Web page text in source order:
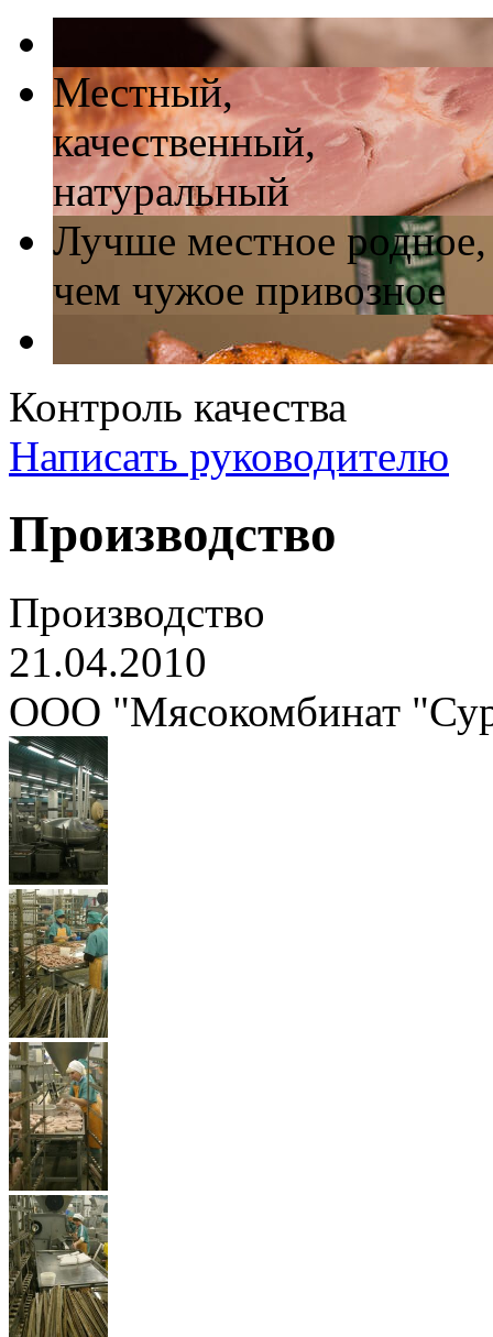
Местный,
качественный,
натуральный
Лучше местное родное,
чем чужое привозное
Контроль качества
Написать руководителю
Производство
Производство
21.04.2010
ООО "Мясокомбинат